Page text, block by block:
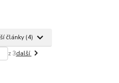
články (4)
z 3další